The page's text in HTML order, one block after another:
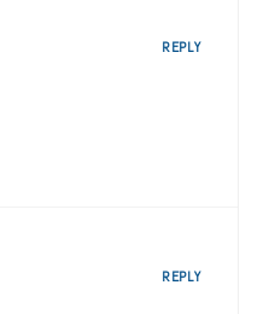
REPLY
REPLY